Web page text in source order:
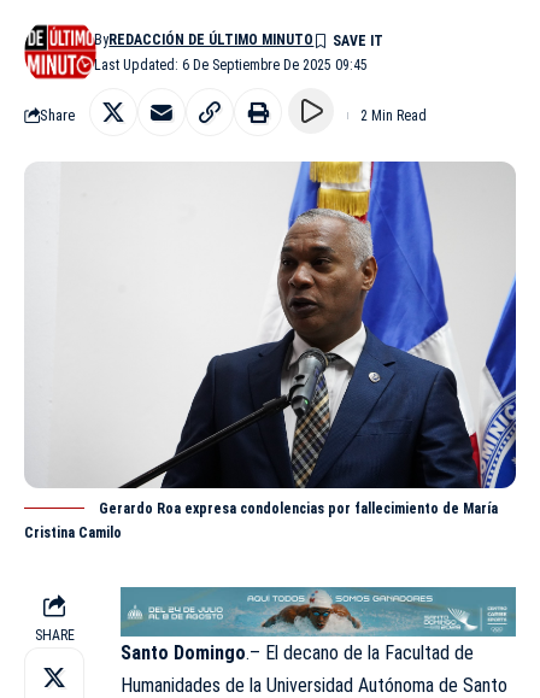
Last Updated: 6 De Septiembre De 2025 09:45
ByREDACCIÓN DE ÚLTIMO MINUTO
Share 2 Min Read
Gerardo Roa expresa condolencias por fallecimiento de María
Cristina Camilo
SHARE
Santo Domingo.– El decano de la Facultad de
Humanidades de la Universidad Autónoma de Santo